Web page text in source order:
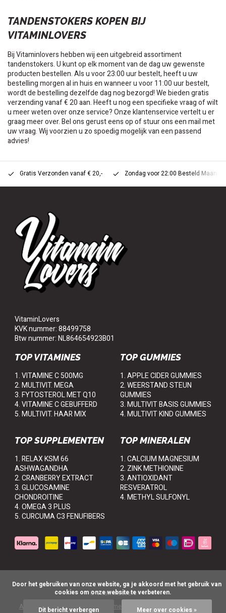
TANDENSTOKERS KOPEN BIJ
VITAMINLOVERS
Bij Vitaminlovers hebben wij een uitgebreid assortiment
tandenstokers. U kunt op elk moment van de dag uw gewenste
producten bestellen. Als u voor 23:00 uur bestelt, heeft u uw
bestelling morgen al in huis en wanneer u voor 11:00 uur bestelt,
wordt de bestelling dezelfde dag nog bezorgd! We bieden gratis
verzending vanaf € 20 aan. Heeft u nog een specifieke vraag of wilt
u meer weten over onze service? Onze klantenservice vertelt u er
graag meer over. Bel ons gerust eens op of stuur ons een mail met
uw vraag. Wij voorzien u zo spoedig mogelijk van een passend
advies!
Gratis Verzonden vanaf € 20,- Zondag voor 22:00 Besteld
VitaminLovers
KVK nummer: 88499758
Btw nummer: NL864654923B01
TOP VITAMINES
1. VITAMINE C 500MG
2. MULTIVIT. MEGA
3. FYTOSTEROL MET Q10
4. VITAMINE C GEBUFFERD
5. MULTIVIT. HAAR MIX
TOP GUMMIES
1. APPLE CIDER GUMMIES
2. WEERSTAND STEUN
GUMMIES
3. MULTIVIT BASIS GUMMIES
4. MULTIVIT KIND GUMMIES
TOP SUPPLEMENTEN
1. RELAX KSM 66
ASHWAGANDHA
2. CRANBERRY EXTRACT
3. GLUCOSAMINE
CHONDROITINE
4. OMEGA 3 PLUS
5. CURCUMA C3 FENUFIBERS
TOP MINERALEN
1. CALCIUM MAGNESIUM
2. ZINK METHIONINE
3. ANTIOXIDANT
RESVERATROL
4. METHYL SULFONYL
Algemene voorwaarden Disclaimer Privacy Policy Sitemap
© VitaminLovers
cookies om onze website te verbeteren.
Dit bericht verbergen Meer over cookies »